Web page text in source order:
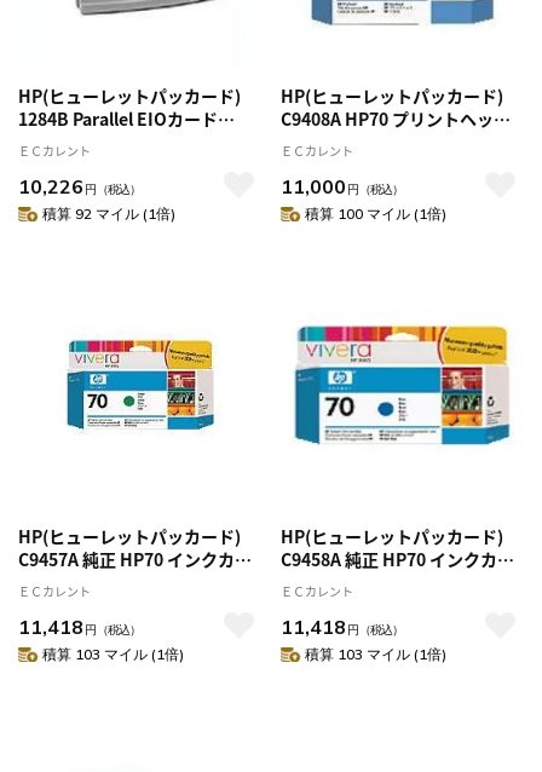
HP(ヒューレットパッカード)
1284B Parallel EIOカード
J7972G
ＥＣカレント
10,226 円 （税込）
積算 92 マイル (1倍)
HP(ヒューレットパッカード)
C9408A HP70 プリントヘッド
ブルー/グリーン
ＥＣカレント
11,000 円 （税込）
積算 100 マイル (1倍)
HP(ヒューレットパッカード)
C9457A 純正 HP70 インクカー
トリッジ グリーン
ＥＣカレント
11,418 円 （税込）
積算 103 マイル (1倍)
HP(ヒューレットパッカード)
C9458A 純正 HP70 インクカー
トリッジ ブルー
ＥＣカレント
11,418 円 （税込）
積算 103 マイル (1倍)